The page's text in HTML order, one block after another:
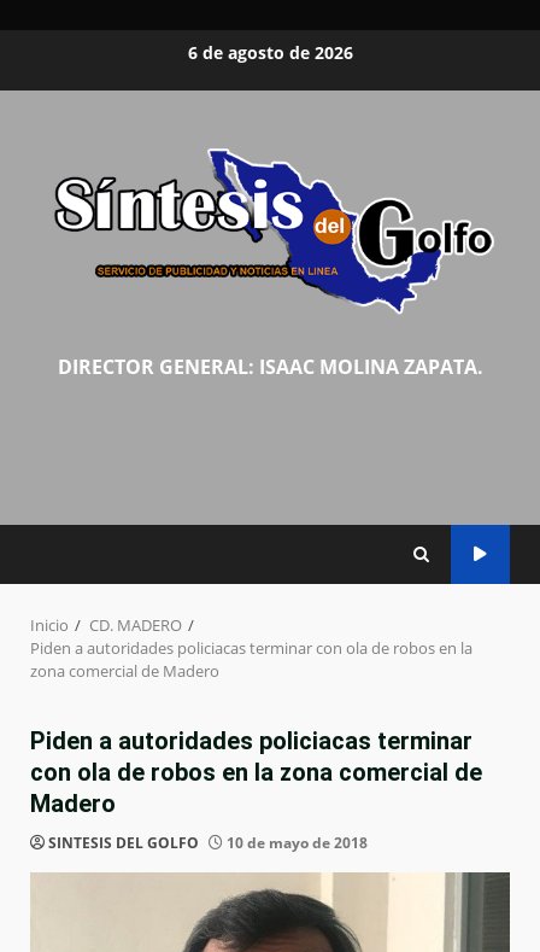
6 de agosto de 2026
DIRECTOR GENERAL: ISAAC MOLINA ZAPATA.
Inicio
CD. MADERO
Piden a autoridades policiacas terminar con ola de robos en la
zona comercial de Madero
Piden a autoridades policiacas terminar
con ola de robos en la zona comercial de
Madero
SINTESIS DEL GOLFO 10 de mayo de 2018